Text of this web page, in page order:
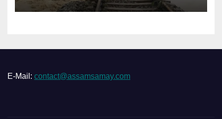
E-Mail: contact@assamsamay.com